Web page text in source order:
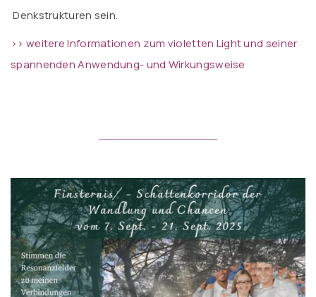
Denkstrukturen sein.
>> weitere Informationen zum violetten Light und seiner
spannenden Anwendung- und Wirkungsweise